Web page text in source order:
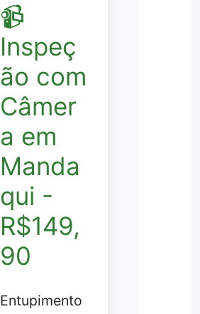
📹
Inspeç
ão com
Câmer
a em
Manda
qui -
R$149,
90
Entupimento